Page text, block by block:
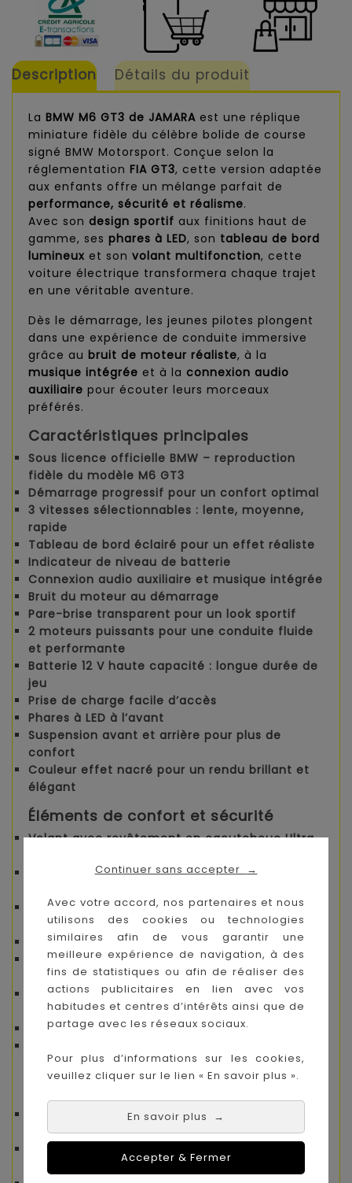
Continuer sans accepter →
Avec votre accord, nos partenaires et nous
utilisons des cookies ou technologies
similaires afin de vous garantir une
meilleure expérience de navigation, à des
fins de statistiques ou afin de réaliser des
actions publicitaires en lien avec vos
habitudes et centres d’intérêts ainsi que de
partage avec les réseaux sociaux.
Pour plus d’informations sur les cookies,
veuillez cliquer sur le lien « En savoir plus ».
En savoir plus →
Accepter & Fermer
Description Détails du produit
La BMW M6 GT3 de JAMARA est une réplique
miniature fidèle du célèbre bolide de course
signé BMW Motorsport. Conçue selon la
réglementation FIA GT3, cette version adaptée
aux enfants offre un mélange parfait de
performance, sécurité et réalisme.
Avec son design sportif aux finitions haut de
gamme, ses phares à LED, son tableau de bord
lumineux et son volant multifonction, cette
voiture électrique transformera chaque trajet
en une véritable aventure.
Dès le démarrage, les jeunes pilotes plongent
dans une expérience de conduite immersive
grâce au bruit de moteur réaliste, à la
musique intégrée et à la connexion audio
auxiliaire pour écouter leurs morceaux
préférés.
Caractéristiques principales
Sous licence officielle BMW – reproduction
fidèle du modèle M6 GT3
Démarrage progressif pour un confort optimal
3 vitesses sélectionnables : lente, moyenne,
rapide
Tableau de bord éclairé pour un effet réaliste
Indicateur de niveau de batterie
Connexion audio auxiliaire et musique intégrée
Bruit du moteur au démarrage
Pare-brise transparent pour un look sportif
2 moteurs puissants pour une conduite fluide
et performante
Batterie 12 V haute capacité : longue durée de
jeu
Prise de charge facile d’accès
Phares à LED à l’avant
Suspension avant et arrière pour plus de
confort
Couleur effet nacré pour un rendu brillant et
élégant
Éléments de confort et sécurité
Volant avec revêtement en caoutchouc Ultra
Frein de stationnement électromagnétique
Anneaux en caoutchouc sur les roues motrices
pour une meilleure adhérence
Roues à montage rapide “One Click”
Poignée de transport et roulettes intégrées
pour un déplacement facile
Portes ouvrantes manuelles
pour un accès
réaliste
Lumières LED activables/désactivables
l’environnement
Avant / Arrière / Gauche / Droite
/ Arrêt
Démarrage sans clé